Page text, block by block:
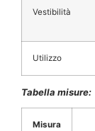
Vestibilità
Utilizzo
Tabella misure:
Misura